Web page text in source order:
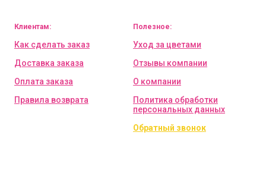
Клиентам:
Как сделать заказ
Доставка заказа
Оплата заказа
Правила возврата
Полезное:
Уход за цветами
Отзывы компании
О компании
Политика обработки
персональных данных
Обратный звонок